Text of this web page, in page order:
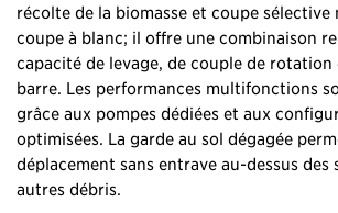
récolte de la biomasse et coupe sélective
coupe à blanc; il offre une combinaison
capacité de levage, de couple de
barre. Les performances multifonctions
grâce aux pompes dédiées et aux
optimisées. La garde au sol dégagée
déplacement sans entrave au-dessus des
autres débris.